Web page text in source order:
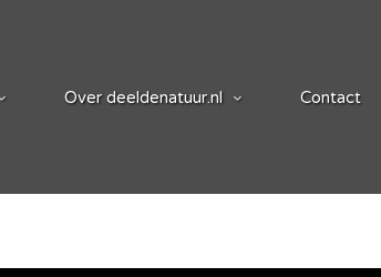
Over deeldenatuur.nl Contact